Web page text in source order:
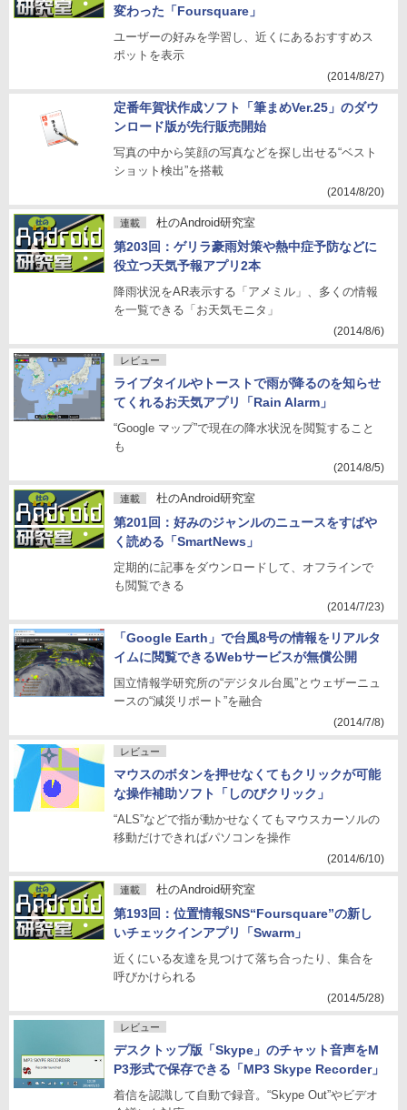
変わった「Foursquare」
ユーザーの好みを学習し、近くにあるおすすめス
ポットを表示
(2014/8/27)
定番年賀状作成ソフト「筆まめVer.25」のダウ
ンロード版が先行販売開始
写真の中から笑顔の写真などを探し出せる“ベスト
ショット検出”を搭載
(2014/8/20)
連載 杜のAndroid研究室
第203回：ゲリラ豪雨対策や熱中症予防などに
役立つ天気予報アプリ2本
降雨状況をAR表示する「アメミル」、多くの情報
を一覧できる「お天気モニタ」
(2014/8/6)
レビュー
ライブタイルやトーストで雨が降るのを知らせ
てくれるお天気アプリ「Rain Alarm」
“Google マップ”で現在の降水状況を閲覧すること
も
(2014/8/5)
連載 杜のAndroid研究室
第201回：好みのジャンルのニュースをすばや
く読める「SmartNews」
定期的に記事をダウンロードして、オフラインで
も閲覧できる
(2014/7/23)
「Google Earth」で台風8号の情報をリアルタ
イムに閲覧できるWebサービスが無償公開
国立情報学研究所の“デジタル台風”とウェザーニュ
ースの“減災リポート”を融合
(2014/7/8)
レビュー
マウスのボタンを押せなくてもクリックが可能
な操作補助ソフト「しのびクリック」
“ALS”などで指が動かせなくてもマウスカーソルの
移動だけできればパソコンを操作
(2014/6/10)
連載 杜のAndroid研究室
第193回：位置情報SNS“Foursquare”の新し
いチェックインアプリ「Swarm」
近くにいる友達を見つけて落ち合ったり、集合を
呼びかけられる
(2014/5/28)
レビュー
デスクトップ版「Skype」のチャット音声をM
P3形式で保存できる「MP3 Skype Recorder」
着信を認識して自動で録音。“Skype Out”やビデオ